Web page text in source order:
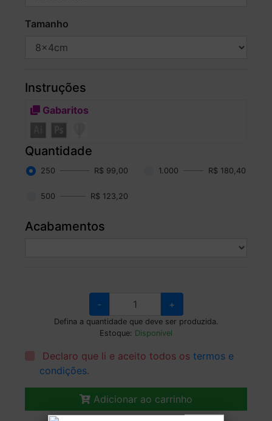
Tamanho
Instruções
Gabaritos
Quantidade
250 R$ 99,00 1.000 R$ 180,40
500 R$ 123,20
Acabamentos
- +
Defina a quantidade que deve ser produzida.
Estoque: Disponível
Declaro que li e aceito todos ostermos e
condições.
Adicionar ao carrinho